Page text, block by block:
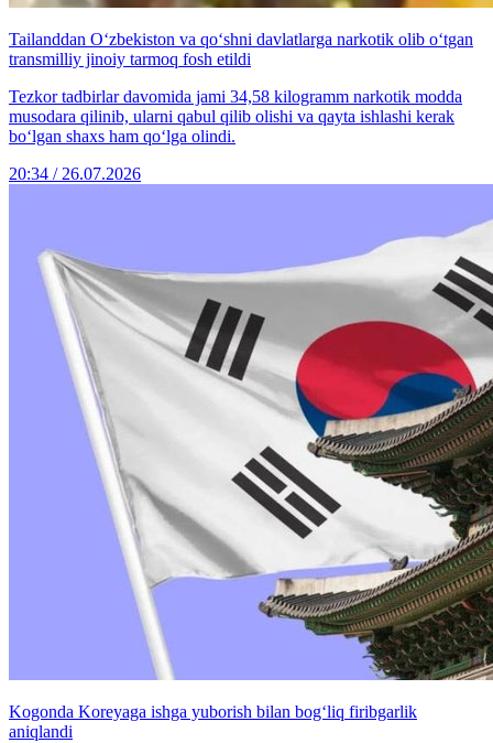
Tailanddan O‘zbekiston va qo‘shni davlatlarga narkotik olib o‘tgan
transmilliy jinoiy tarmoq fosh etildi
Tezkor tadbirlar davomida jami 34,58 kilogramm narkotik modda
musodara qilinib, ularni qabul qilib olishi va qayta ishlashi kerak
bo‘lgan shaxs ham qo‘lga olindi.
20:34 / 26.07.2026
Kogonda Koreyaga ishga yuborish bilan bog‘liq firibgarlik
aniqlandi